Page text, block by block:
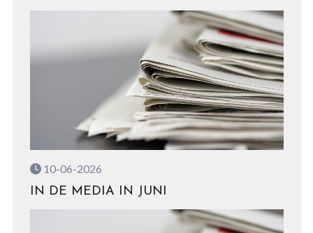
10-06-2026
IN DE MEDIA IN JUNI